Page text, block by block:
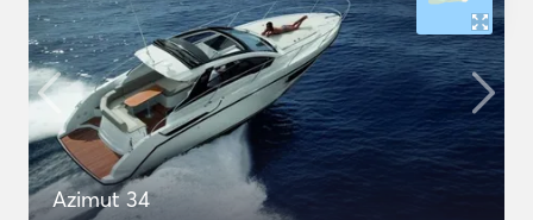
Azimut 34